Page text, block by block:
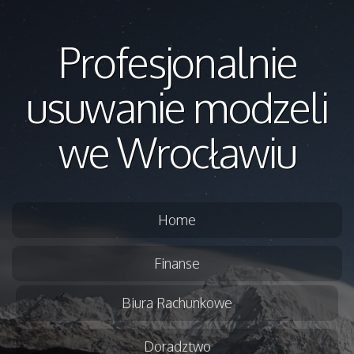
Profesjonalnie
usuwanie modzeli
we Wrocławiu
Home
Finanse
Biura Rachunkowe
Doradztwo